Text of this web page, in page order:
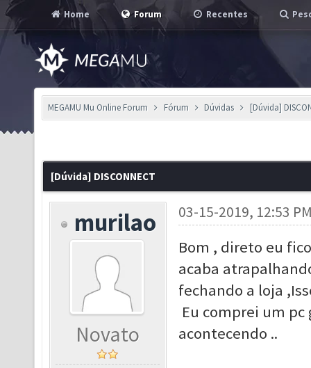
Home Forum Recentes
MEGAMU Mu Online Forum Fórum Dúvidas [Dúvida]
[Dúvida] DISCONNECT
murilao
Novato
03-15-2019, 12:53
Bom , direto eu
acaba
fechando a loja
Eu comprei um pc
acontecendo ..